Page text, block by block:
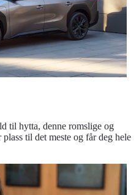
til hytta, denne romslige og
til det meste og får deg hele